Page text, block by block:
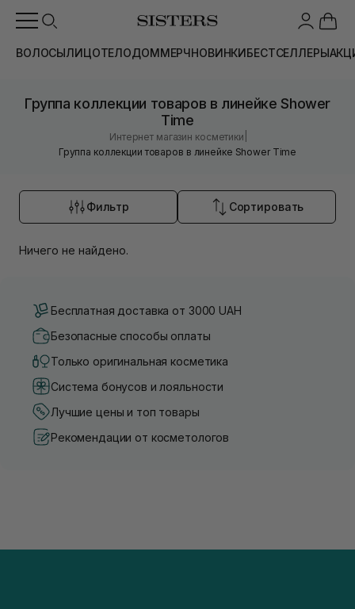
ВОЛОСЫЛИЦОТЕЛОДОММЕРЧНОВИНКИБЕСТСЕЛЛЕРЫ
Группа коллекции товаров в линейке Shower
Time
Интернет магазин косметики
Группа коллекции товаров в линейке Shower Time
Фильтр Сортировать
Ничего не найдено.
Бесплатная доставка от 3000 UAH
Безопасные способы оплаты
Только оригинальная косметика
Система бонусов и лояльности
Лучшие цены и топ товары
Рекомендации от косметологов